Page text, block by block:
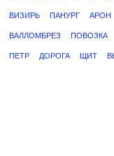
ВИЗИРЬ ПАНУРГ АРОН
ВАЛЛОМБРЕЗ ПОВОЗКА
ПЕТР ДОРОГА ЩИТ